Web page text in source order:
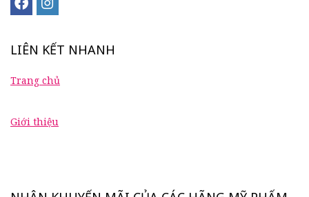
LIÊN KẾT NHANH
Trang chủ
Giới thiệu